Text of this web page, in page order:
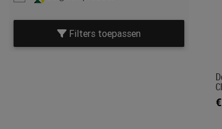
Filters toepassen